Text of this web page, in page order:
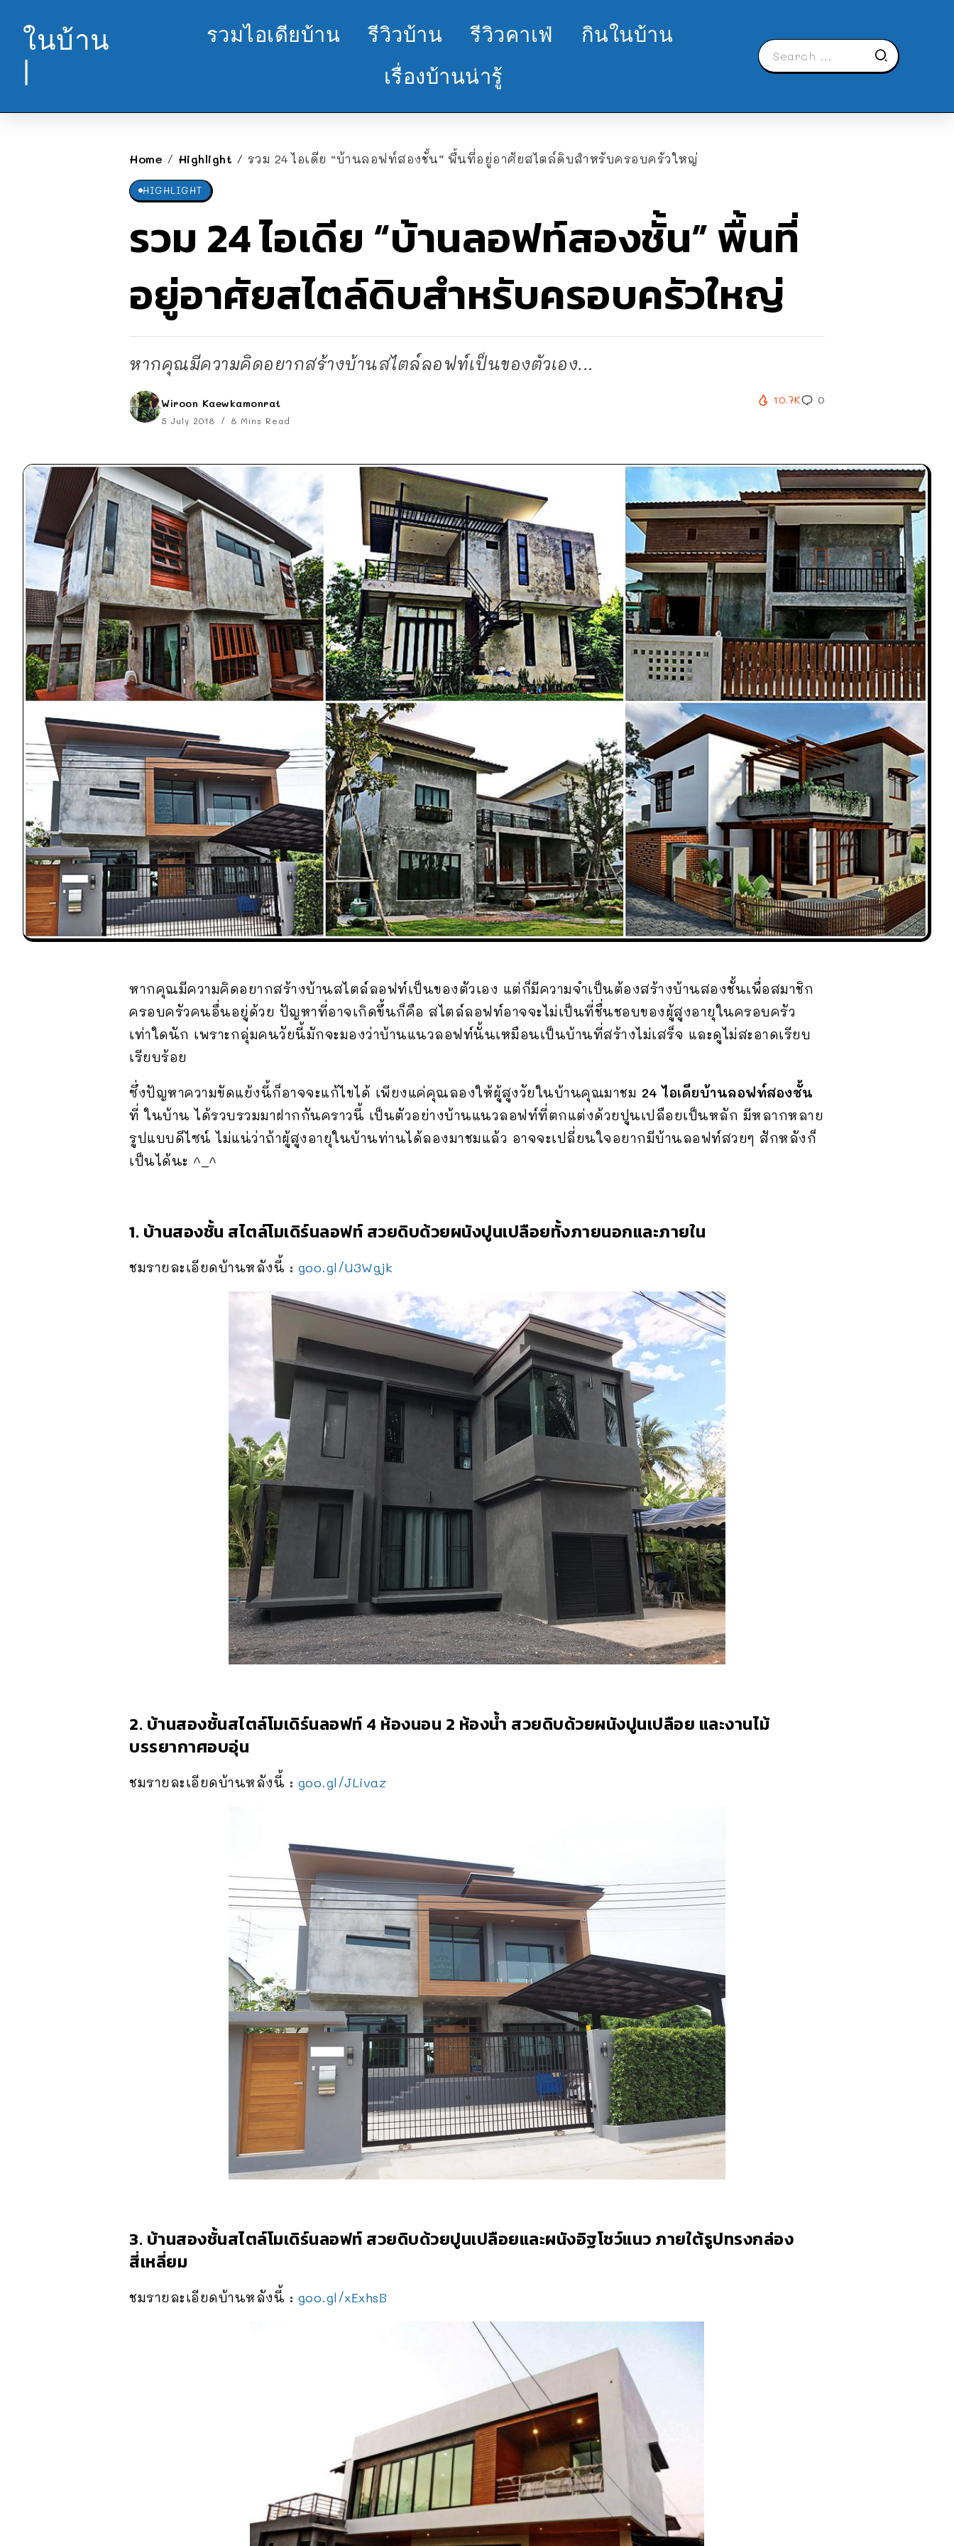
ในบ้าน
|
รวมไอเดียบ้าน รีวิวบ้าน รีวิวคาเฟ่
กินในบ้าน
เรื่องบ้านน่ารู้
Home / Highlight / รวม 24 ไอเดีย “บ้านลอฟท์สองชั้น” พื้นที่อยู่อาศัยสไตล์ดิบสำหรับครอบครัวใหญ่
HIGHLIGHT
รวม 24 ไอเดีย “บ้านลอฟท์สองชั้น” พื้นที่
อยู่อาศัยสไตล์ดิบสำหรับครอบครัวใหญ่
หากคุณมีความคิดอยากสร้างบ้านสไตล์ลอฟท์เป็นของตัวเอง...
Wiroon Kaewkamonrat
5 July 2018 8 Mins Read
10.7K 0
หากคุณมีความคิดอยากสร้างบ้านสไตล์ลอฟท์เป็นของตัวเอง แต่ก็มีความจำเป็นต้องสร้างบ้านสองชั้นเพื่อสมาชิก
ครอบครัวคนอื่นอยู่ด้วย ปัญหาที่อาจเกิดขึ้นก็คือ สไตล์ลอฟท์อาจจะไม่เป็นที่ชื่นชอบของผู้สูงอายุในครอบครัว
เท่าใดนัก เพราะกลุ่มคนวัยนี้มักจะมองว่าบ้านแนวลอฟท์นั้นเหมือนเป็นบ้านที่สร้างไม่เสร็จ และดูไม่สะอาดเรียบ
เรียบร้อย
ซึ่งปัญหาความขัดแย้งนี้ก็อาจจะแก้ไขได้ เพียงแค่คุณลองให้ผู้สูงวัยในบ้านคุณมาชม 24 ไอเดียบ้านลอฟท์สองชั้น
ที่ ในบ้าน ได้รวบรวมมาฝากกันคราวนี้ เป็นตัวอย่างบ้านแนวลอฟท์ที่ตกแต่งด้วยปูนเปลือยเป็นหลัก มีหลากหลาย
รูปแบบดีไซน์ ไม่แน่ว่าถ้าผู้สูงอายุในบ้านท่านได้ลองมาชมแล้ว อาจจะเปลี่ยนใจอยากมีบ้านลอฟท์สวยๆ สักหลังก็
เป็นได้นะ ^_^
1. บ้านสองชั้น สไตล์โมเดิร์นลอฟท์ สวยดิบด้วยผนังปูนเปลือยทั้งภายนอกและภายใน
ชมรายละเอียดบ้านหลังนี้ : goo.gl/U3Wgjk
2. บ้านสองชั้นสไตล์โมเดิร์นลอฟท์ 4 ห้องนอน 2 ห้องน้ำ สวยดิบด้วยผนังปูนเปลือย และงานไม้
บรรยากาศอบอุ่น
ชมรายละเอียดบ้านหลังนี้ : goo.gl/JLivaz
3. บ้านสองชั้นสไตล์โมเดิร์นลอฟท์ สวยดิบด้วยปูนเปลือยและผนังอิฐโชว์แนว ภายใต้รูปทรงกล่อง
สี่เหลี่ยม
ชมรายละเอียดบ้านหลังนี้ : goo.gl/xExhsB